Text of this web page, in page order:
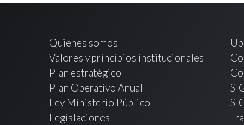
Quienes somos
Valores y principios institucionales
Plan estratégico
Plan Operativo Anual
Ley Ministerio Público
Legislaciones